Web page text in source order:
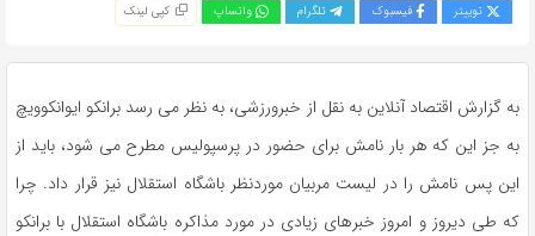
توییتر فیسبوک تلگرام واتساپ کپی لینک
به گزارش اقتصاد آنلاین به نقل از خبرورزشی، به نظر می رسد برانکو ایوانکوویچ
به جز این که هر بار نامش برای حضور در پرسپولیس مطرح می شود، باید از
این پس نامش را در لیست مربیان موردنظر باشگاه استقلال نیز قرار داد. چرا
که طی دیروز و امروز خبرهای زیادی در مورد مذاکره باشگاه استقلال با برانکو